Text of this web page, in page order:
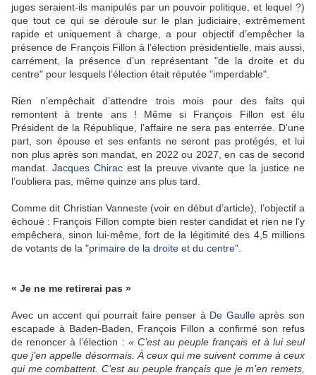
juges seraient-ils manipulés par un pouvoir politique, et lequel ?)
que tout ce qui se déroule sur le plan judiciaire, extrêmement
rapide et uniquement à charge, a pour objectif d’empêcher la
présence de François Fillon à l’élection présidentielle, mais aussi,
carrément, la présence d’un représentant "de la droite et du
centre" pour lesquels l’élection était réputée "imperdable".
Rien n’empêchait d’attendre trois mois pour des faits qui
remontent à trente ans ! Même si François Fillon est élu
Président de la République, l’affaire ne sera pas enterrée. D’une
part, son épouse et ses enfants ne seront pas protégés, et lui
non plus après son mandat, en 2022 ou 2027, en cas de second
mandat. Jacques Chirac est la preuve vivante que la justice ne
l’oubliera pas, même quinze ans plus tard.
Comme dit Christian Vanneste (voir en début d’article), l’objectif a
échoué : François Fillon compte bien rester candidat et rien ne l’y
empêchera, sinon lui-même, fort de la légitimité des 4,5 millions
de votants de la "primaire de la droite et du centre".
« Je ne me retirerai pas »
Avec un accent qui pourrait faire penser à De Gaulleaprès son
escapade à Baden-Baden, François Fillon a confirmé son refus
de renoncer à l’élection : « C’est au peuple français et à lui seul
que j’en appelle désormais. À ceux qui me suivent comme à ceux
qui me combattent. C’est au peuple français que je m’en remets,